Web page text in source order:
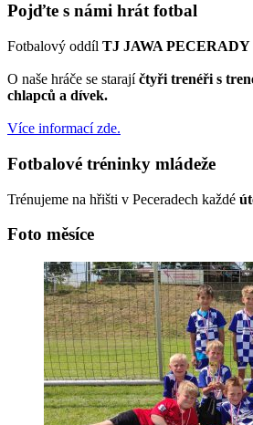
Pojďte s námi hrát fotbal
Fotbalový oddíl TJ JAWA PECERADY
O naše hráče se starajíčtyři trenéři s
chlapců a dívek.
Více informací zde.
Fotbalové tréninky mládeže
Trénujeme na hřišti v Peceradech každé
Foto měsíce